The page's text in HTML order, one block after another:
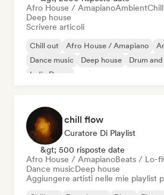
Afro House / AmapianoAmbient
Deep house
Scrivere articoli
Chill out Afro House / Amapiano
Dance music
Deep house Drum and
Indie Dance
chill flow
Curatore Di Playlist
&gt; 500 risposte date
Afro House / AmapianoBeats / Lo-fi
Dance musicDeep house
Aggiungere artisti nelle mie playlist